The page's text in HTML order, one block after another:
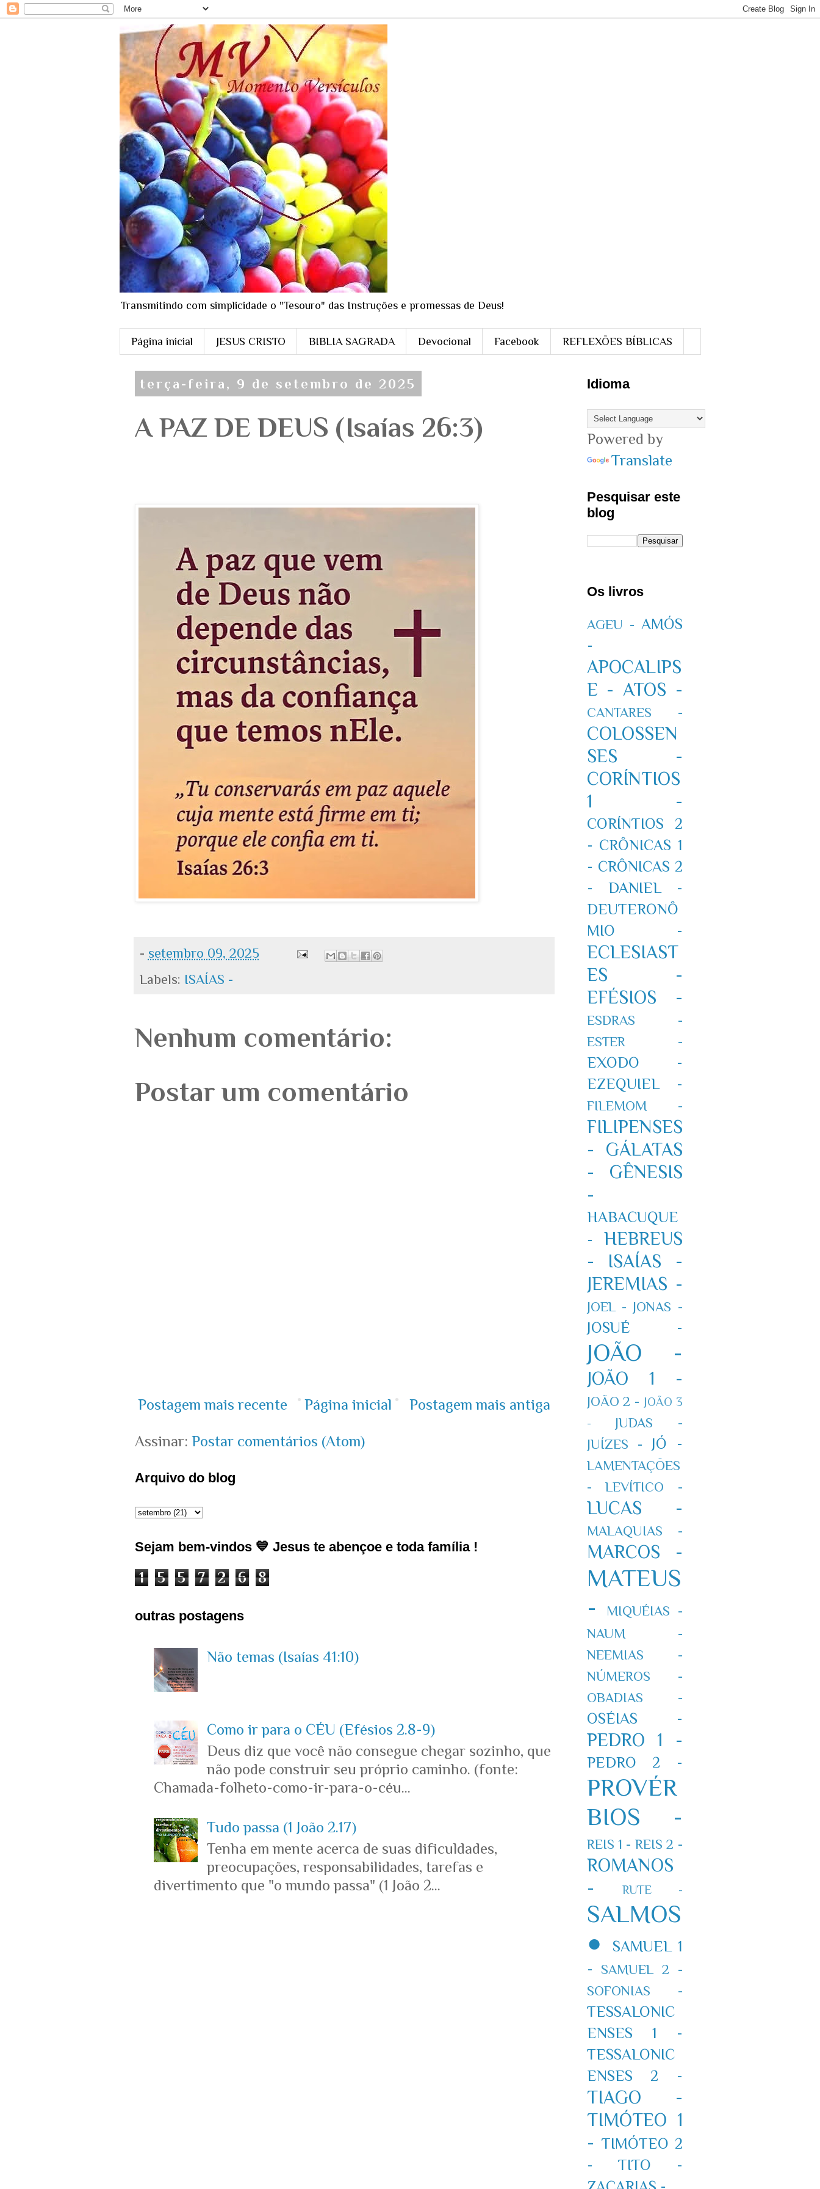
Transmitindo com simplicidade o "Tesouro" das Instruções e promessas de Deus!
Página inicial JESUS CRISTO BIBLIA SAGRADA Devocional Facebook REFLEXÕES BÍBLICAS
terça-feira, 9 de setembro de 2025
A PAZ DE DEUS (Isaías 26:3)
- setembro 09, 2025
Labels: ISAÍAS -
Nenhum comentário:
Postar um comentário
Postagem mais recente Postagem mais antiga
Página inicial
Assinar: Postar comentários (Atom)
Arquivo do blog
Sejam bem-vindos 💙 Jesus te abençoe e toda família !
1 5 5 7 2 6 8
outras postagens
Não temas (Isaías 41:10)
Como ir para o CÉU (Efésios 2.8-9)
Deus diz que você não consegue chegar sozinho, que
não pode construir seu próprio caminho. (fonte:
Chamada-folheto-como-ir-para-o-céu...
Tudo passa (1 João 2.17)
Tenha em mente acerca de suas dificuldades,
preocupações, responsabilidades, tarefas e
divertimento que "o mundo passa" (1 João 2...
Idioma
Powered by
Translate
Pesquisar este
blog
Os livros
AGEU - AMÓS
-
APOCALIPS
E - ATOS -
CANTARES -
COLOSSEN
SES -
CORÍNTIOS
1 -
CORÍNTIOS 2
- CRÔNICAS 1
- CRÔNICAS 2
-
DANIEL -
DEUTERONÔ
MIO -
ECLESIAST
ES -
EFÉSIOS -
ESDRAS -
ESTER -
EXODO -
EZEQUIEL -
FILEMOM -
FILIPENSES
-
GÁLATAS
-
GÊNESIS
-
HABACUQUE
-
HEBREUS
-
ISAÍAS -
JEREMIAS -
JOEL - JONAS -
JOSUÉ -
JOÃO -
JOÃO 1 -
JOÃO 2 - JOÃO 3
-
JUDAS -
JUÍZES -
JÓ -
LAMENTAÇÕES
-
LEVÍTICO -
LUCAS -
MALAQUIAS -
MARCOS -
MATEUS
-
MIQUÉIAS -
NAUM -
NEEMIAS -
NÚMEROS -
OBADIAS -
OSÉIAS -
PEDRO 1 -
PEDRO 2 -
PROVÉR
BIOS -
REIS 1 - REIS 2 -
ROMANOS
-
RUTE -
SALMOS
●
SAMUEL 1
-
SAMUEL 2 -
SOFONIAS -
TESSALONIC
ENSES 1 -
TESSALONIC
ENSES 2 -
TIAGO -
TIMÓTEO 1
- TIMÓTEO 2
-
TITO -